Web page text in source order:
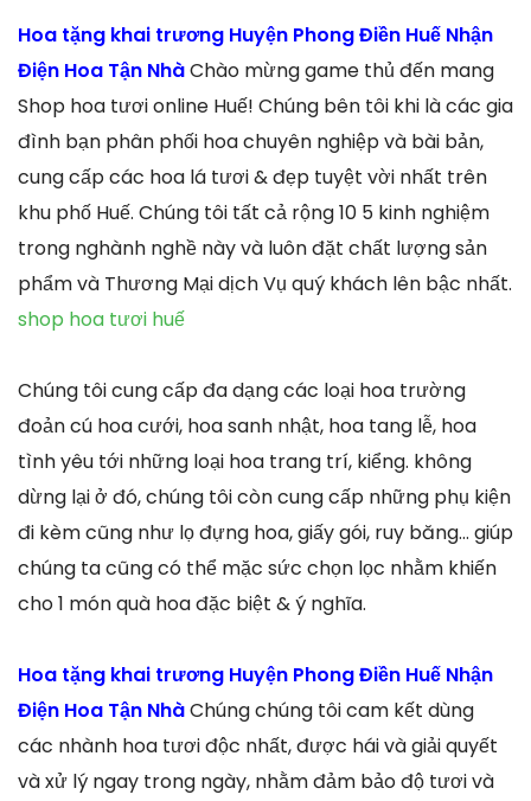
Hoa tặng khai trương Huyện Phong Điền Huế Nhận
Điện Hoa Tận NhàChào mừng game thủ đến mang
Shop hoa tươi online Huế! Chúng bên tôi khi là các gia
đình bạn phân phối hoa chuyên nghiệp và bài bản,
cung cấp các hoa lá tươi & đẹp tuyệt vời nhất trên
khu phố Huế. Chúng tôi tất cả rộng 10 5 kinh nghiệm
trong nghành nghề này và luôn đặt chất lượng sản
phẩm và Thương Mại dịch Vụ quý khách lên bậc nhất.
shop hoa tươi huế
Chúng tôi cung cấp đa dạng các loại hoa trường
đoản cú hoa cưới, hoa sanh nhật, hoa tang lễ, hoa
tình yêu tới những loại hoa trang trí, kiểng. không
dừng lại ở đó, chúng tôi còn cung cấp những phụ kiện
đi kèm cũng như lọ đựng hoa, giấy gói, ruy băng… giúp
chúng ta cũng có thể mặc sức chọn lọc nhằm khiến
cho 1 món quà hoa đặc biệt & ý nghĩa.
Hoa tặng khai trương Huyện Phong Điền Huế Nhận
Điện Hoa Tận NhàChúng chúng tôi cam kết dùng
các nhành hoa tươi độc nhất, được hái và giải quyết
và xử lý ngay trong ngày, nhằm đảm bảo độ tươi và